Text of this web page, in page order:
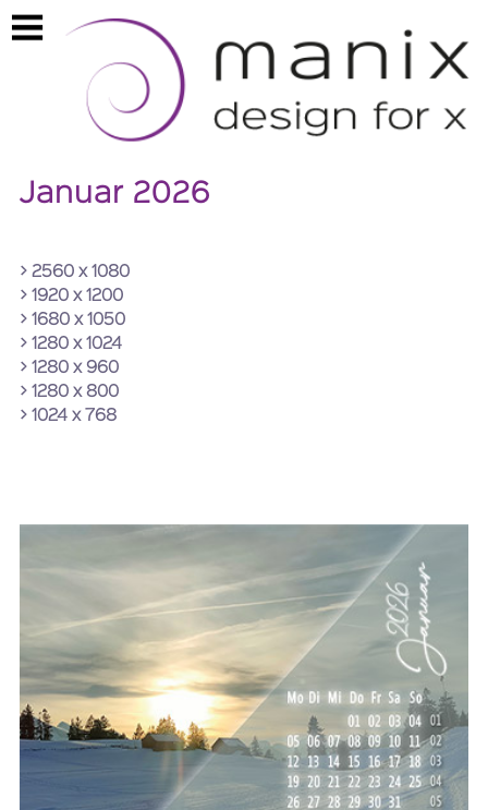
https://www.manix.ch/kalender2026
Januar 2026
> 2560 x 1080
> 1920 x 1200
> 1680 x 1050
> 1280 x 1024
> 1280 x 960
> 1280 x 800
> 1024 x 768